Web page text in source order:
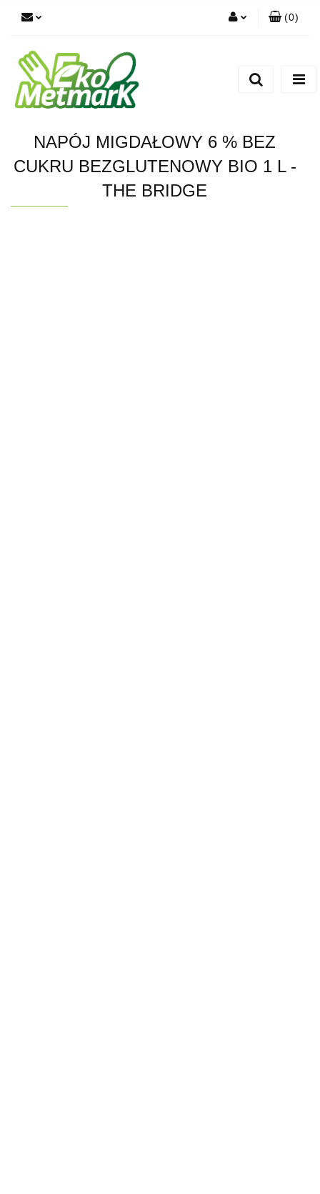
(0)
NAPÓJ MIGDAŁOWY 6 % BEZ
CUKRU BEZGLUTENOWY BIO 1 L -
THE BRIDGE